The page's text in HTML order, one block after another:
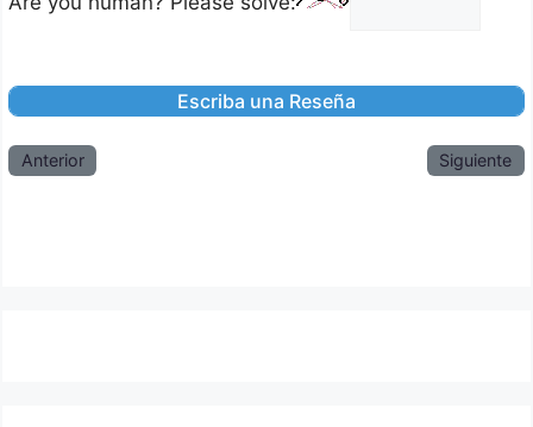
Anterior Siguiente